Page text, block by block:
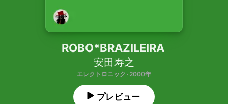
ROBO*BRAZILEIRA
安田寿之
エレクトロニック · 2000年
プレビュー